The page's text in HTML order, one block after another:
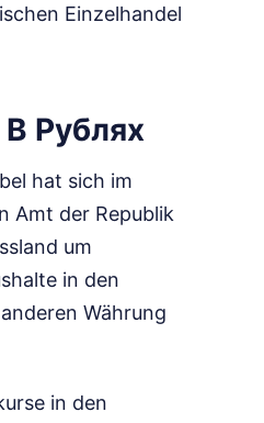
Einzelhandel
Рублях
hat sich im
Amt der Republik
um
in den
Währung
in den